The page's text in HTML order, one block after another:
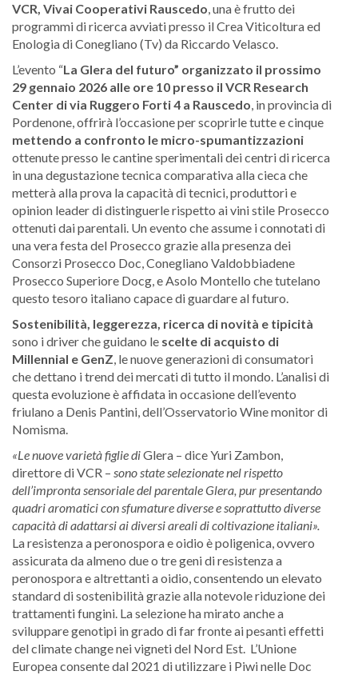
VCR, Vivai Cooperativi Rauscedo, una è frutto dei
programmi di ricerca avviati presso il Crea Viticoltura ed
Enologia di Conegliano (Tv) da Riccardo Velasco.
L’evento “La Glera del futuro” organizzato il prossimo
29 gennaio 2026 alle ore 10 presso il VCR Research
Center di via Ruggero Forti 4 a Rauscedo, in provincia di
Pordenone, offrirà l’occasione per scoprirle tutte e cinque
mettendo a confronto le micro-spumantizzazioni
ottenute presso le cantine sperimentali dei centri di ricerca
in una degustazione tecnica comparativa alla cieca che
metterà alla prova la capacità di tecnici, produttori e
opinion leader di distinguerle rispetto ai vini stile Prosecco
ottenuti dai parentali. Un evento che assume i connotati di
una vera festa del Prosecco grazie alla presenza dei
Consorzi Prosecco Doc, Conegliano Valdobbiadene
Prosecco Superiore Docg, e Asolo Montello che tutelano
questo tesoro italiano capace di guardare al futuro.
Sostenibilità, leggerezza, ricerca di novità e tipicità
sono i driver che guidano le scelte di acquisto di
Millennial e GenZ, le nuove generazioni di consumatori
che dettano i trend dei mercati di tutto il mondo. L’analisi di
questa evoluzione è affidata in occasione dell’evento
friulano a Denis Pantini, dell’Osservatorio Wine monitor di
Nomisma.
«Le nuove varietà figlie diGlera – dice Yuri Zambon,
direttore di VCR – sono state selezionate nel rispetto
dell’impronta sensoriale del parentale Glera, pur presentando
quadri aromatici con sfumature diverse e soprattutto diverse
capacità di adattarsi ai diversi areali di coltivazione italiani».
La resistenza a peronospora e oidio è poligenica, ovvero
assicurata da almeno due o tre geni di resistenza a
peronospora e altrettanti a oidio, consentendo un elevato
standard di sostenibilità grazie alla notevole riduzione dei
trattamenti fungini. La selezione ha mirato anche a
sviluppare genotipi in grado di far fronte ai pesanti effetti
del climate change nei vigneti del Nord Est. L’Unione
Europea consente dal 2021 di utilizzare i Piwi nelle Doc